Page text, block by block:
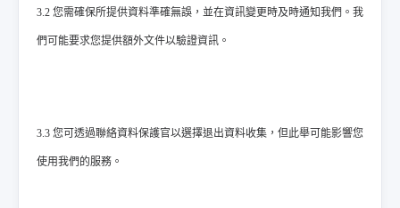
3.2 您需確保所提供資料準確無誤，並在資訊變更時及時通知我們。我
們可能要求您提供額外文件以驗證資訊。
3.3 您可透過聯絡資料保護官以選擇退出資料收集，但此舉可能影響您
使用我們的服務。